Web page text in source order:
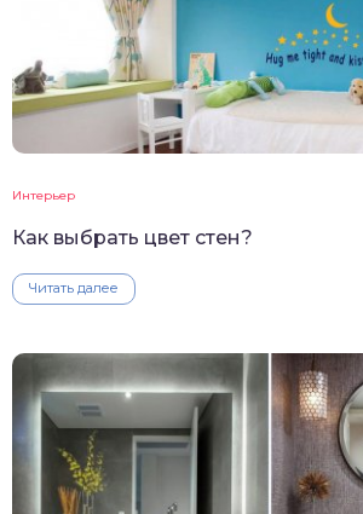
Интерьер
Как выбрать цвет стен?
Читать далее